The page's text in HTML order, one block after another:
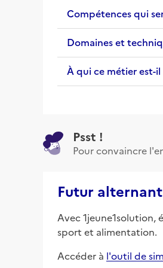
Compétences qui
Domaines et
À qui ce métier est-il
Psst !
Pour convaincre
Futur
Avec 1jeune1solution,
sport et alimentation.
Accéder à l'outil de